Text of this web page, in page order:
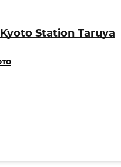
Station Taruya